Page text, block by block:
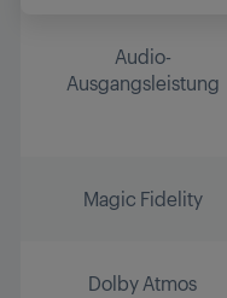
Audio-
Ausgangsleistung
Magic Fidelity
Dolby Atmos